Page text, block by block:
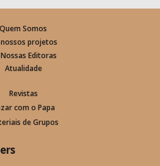
Quem Somos
projetos
Editoras
Atualidade
Revistas
com o Papa
de Grupos